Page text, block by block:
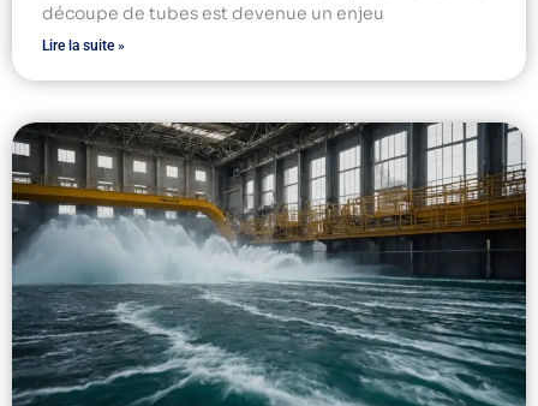
découpe de tubes est devenue un enjeu
Lire la suite »